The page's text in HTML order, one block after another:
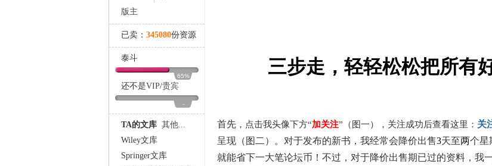
版主
已卖： 345080份资源
泰斗
65%
还不是VIP/贵宾
-
TA的文库 其他...
Wiley文库
Springer文库
三步走，轻轻松松把所有
首先 ，点击我头像下方“加关注”（图一），关注成功后查看这里： 关
呈现（图二）。对于发布的新书，我经常会降价出售3天至两个星
就能省下一大笔论坛币！不过，对于降价出售期已过的资料，我